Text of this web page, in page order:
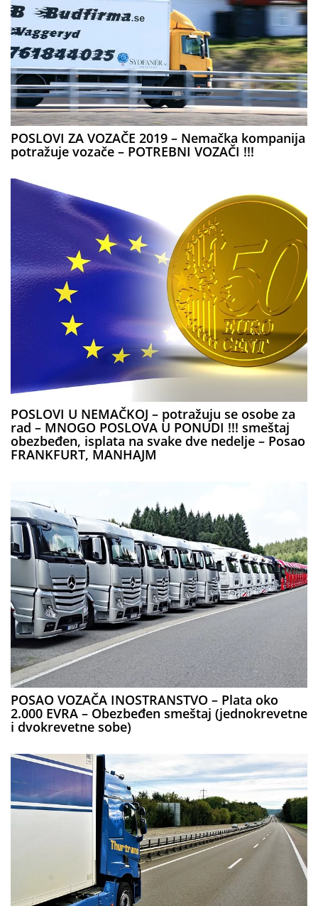
POSLOVI ZA VOZAČE 2019 – Nemačka kompanija
potražuje vozače – POTREBNI VOZAČI !!!
POSLOVI U NEMAČKOJ – potražuju se osobe za
rad – MNOGO POSLOVA U PONUDI !!! smeštaj
obezbeđen, isplata na svake dve nedelje – Posao
FRANKFURT, MANHAJM
POSAO VOZAČA INOSTRANSTVO – Plata oko
2.000 EVRA – Obezbeđen smeštaj (jednokrevetne
i dvokrevetne sobe)